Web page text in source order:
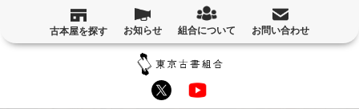
古本屋を探す お知らせ 組合について お問い合わせ